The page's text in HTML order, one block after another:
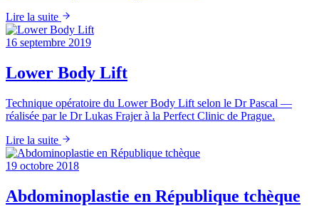
Lire la suite
16 septembre 2019
Lower Body Lift
Technique opératoire du Lower Body Lift selon le Dr Pascal —
réalisée par le Dr Lukas Frajer à la Perfect Clinic de Prague.
Lire la suite
19 octobre 2018
Abdominoplastie en République tchèque